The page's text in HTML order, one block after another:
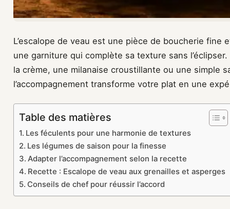
L’escalope de veau est une pièce de boucherie fine
une garniture qui complète sa texture sans
la crème, une milanaise croustillante ou une simple
l’accompagnement transforme votre plat en une
Table des matières
Les féculents pour une harmonie de textures
Les légumes de saison pour la finesse
Adapter l’accompagnement selon la recette
Recette : Escalope de veau aux grenailles et asperges
Conseils de chef pour réussir l’accord